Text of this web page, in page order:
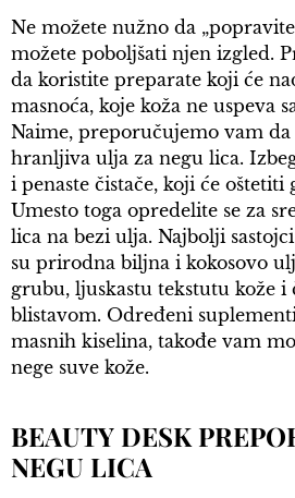
Ne možete nužno da
možete poboljšati njen izgled.
da koristite preparate koji će
masnoća, koje koža ne uspeva
Naime, preporučujemo vam da
hranljiva ulja za negu lica.
i penaste čistače, koji će oštetiti
Umesto toga opredelite se za
lica na bezi ulja. Najbolji
su prirodna biljna i kokosovo
grubu, ljuskastu tekstutu kože i
blistavom. Određeni
masnih kiselina, takođe vam
nege suve kože.
BEAUTY DESK
NEGU LICA